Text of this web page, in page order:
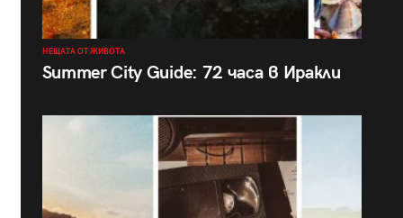
НЕЩАТА ОТ ЖИВОТА
Summer City Guide: 72 часа в Иракли